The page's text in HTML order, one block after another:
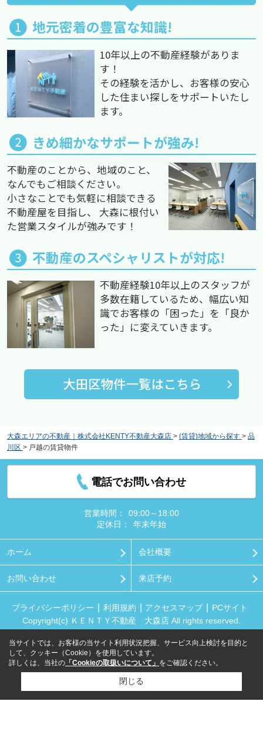
地元密着の豊富な知識!
10年以上の不動産経験がありま
す！
その経験を活かし、お客様の安心
した住まい探しをサポートいたし
ます。
きめ細かなサポートが強み!
不動産のことから、地域のこと、
なんでもご相談ください。
小さなことでも気軽に相談できる
不動産屋を目指し、 大森に根付い
た営業スタイルが強みです！
不動産のスペシャリストが対応!
不動産経験10年以上のスタッフが
多数在籍しているため、幅広い知
識でお客様の「困った」を「良か
った」に変えていきます。
大森エリアの不動産｜株式会社KENTY不動産大森店 > (賃貸)地域から探す > 品
川区 > 戸越の賃貸物件
電話でお問い合わせ
営業時間：
09:00～18:00
定休日：
年末年始
ホーム 会社概要
お問い合わせ 来店予約
プライバシーポリシー 利用規約 アクセスマップ
PCサイト
Copyright(c) ＫＥＮＴＹ不動産 大森店 All rights reserved.
当サイトでは、お客様の当サイト利用状況把握、サービス向上検討を目的と
して、クッキー（Cookie）を使用しています。
詳しくは、当社の 「Cookieの取扱いについて」 をご確認ください。
閉じる